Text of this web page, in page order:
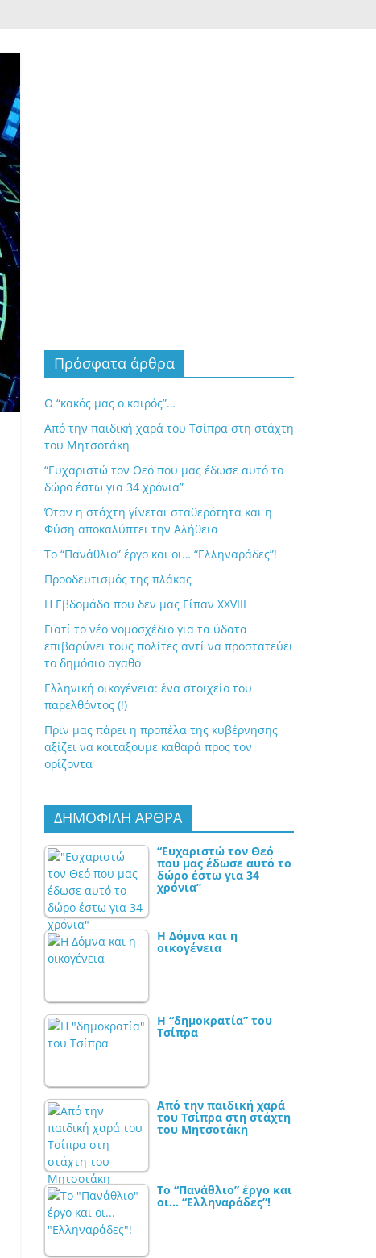
Πρόσφατα άρθρα
Ο “κακός μας ο καιρός”…
Από την παιδική χαρά του Τσίπρα στη στάχτη
του Μητσοτάκη
“Ευχαριστώ τον Θεό που μας έδωσε αυτό το
δώρο έστω για 34 χρόνια”
Όταν η στάχτη γίνεται σταθερότητα και η
Φύση αποκαλύπτει την Αλήθεια
Το “Πανάθλιο” έργο και οι… “Ελληναράδες”!
Προοδευτισμός της πλάκας
Η Εβδομάδα που δεν μας Είπαν XXVIII
Γιατί το νέο νομοσχέδιο για τα ύδατα
επιβαρύνει τους πολίτες αντί να προστατεύει
το δημόσιο αγαθό
Ελληνική οικογένεια: ένα στοιχείο του
παρελθόντος (!)
Πριν μας πάρει η προπέλα της κυβέρνησης
αξίζει να κοιτάξουμε καθαρά προς τον
ορίζοντα
ΔΗΜΟΦΙΛΗ ΑΡΘΡΑ
“Ευχαριστώ τον Θεό
που μας έδωσε αυτό το
δώρο έστω για 34
χρόνια”
Η Δόμνα και η
οικογένεια
Η “δημοκρατία” του
Τσίπρα
Από την παιδική χαρά
του Τσίπρα στη στάχτη
του Μητσοτάκη
Το “Πανάθλιο” έργο και
οι… “Ελληναράδες”!